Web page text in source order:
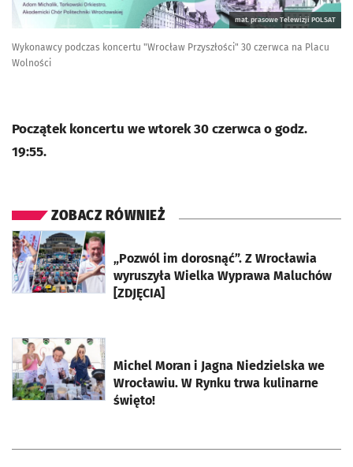
mat. prasowe Telewizji POLSAT
Wykonawcy podczas koncertu "Wrocław Przyszłości" 30 czerwca na Placu
Wolności
Początek koncertu we wtorek 30 czerwca o godz.
19:55.
ZOBACZ RÓWNIEŻ
„Pozwól im dorosnąć”. Z Wrocławia
wyruszyła Wielka Wyprawa Maluchów
[ZDJĘCIA]
otworzy się w nowej karcie
Michel Moran i Jagna Niedzielska we
Wrocławiu. W Rynku trwa kulinarne
święto!
otworzy się w nowej karcie